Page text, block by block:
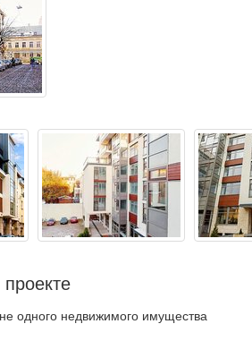
одного недвижимого имущества